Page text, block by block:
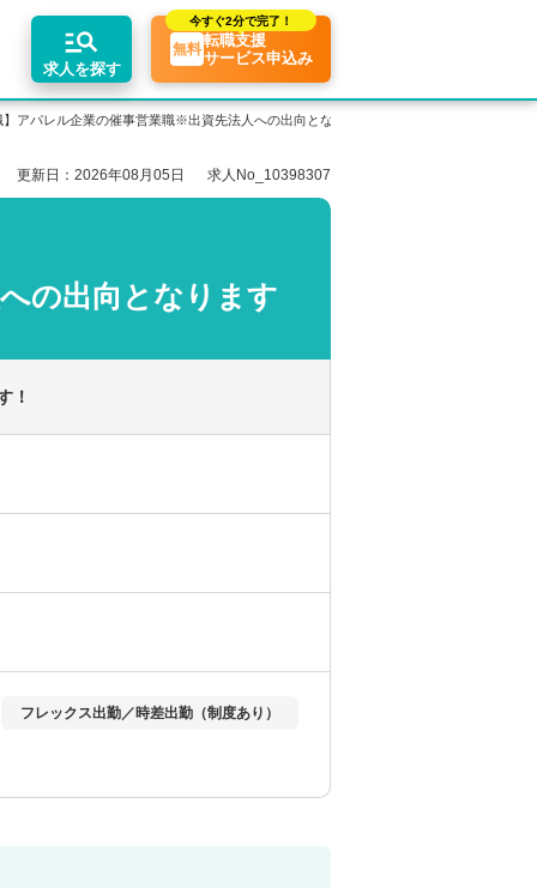
求人を探す
今すぐ2分で完了！
無料転職支援
サービス申込み
アアドバイザーの紹介
コンテンツ
税理士・科目合格者の転職Q&A
業界トピックス
エリア別求人情報
東海
】アパレル企業の催事営業職※出資先法人への出向となります
更新日：2026年08月05日 求人No_10398307
の出向となります
！
フレックス出勤／時差出勤（制度あり）